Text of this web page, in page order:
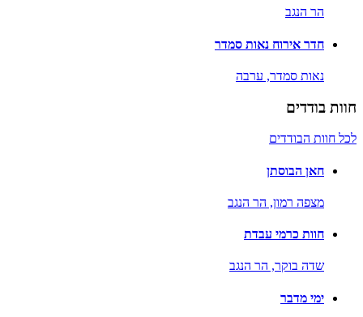
הר הנגב
חדר אירוח נאות סמדר
נאות סמדר, ערבה
חוות בודדים
לכל חוות הבודדים
חאן הבוסתן
מצפה רמון, הר הנגב
חוות כרמי עבדת
שדה בוקר, הר הנגב
ימי מדבר